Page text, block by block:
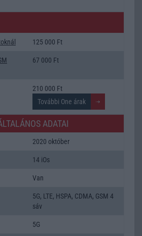
125 000 Ft
67 000 Ft
210 000 Ft
ADATAI
2020 október
14 iOs
Van
5G, LTE, HSPA, CDMA, GSM 4
sáv
5G